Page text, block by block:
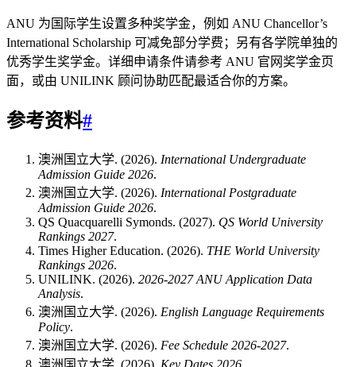
ANU 为国际学生设置多种奖学金，例如 ANU Chancellor’s
International Scholarship 可减免部分学费；另有各学院单独的
优秀学生奖学金。详细申请条件请参考 ANU 官网奖学金页
面，或由 UNILINK 顾问协助匹配最适合你的方案。
参考资料#
澳洲国立大学. (2026). International Undergraduate
Admission Guide 2026.
澳洲国立大学. (2026). International Postgraduate
Admission Guide 2026.
QS Quacquarelli Symonds. (2027). QS World University
Rankings 2027.
Times Higher Education. (2026). THE World University
Rankings 2026.
UNILINK. (2026). 2026-2027 ANU Application Data
Analysis.
澳洲国立大学. (2026). English Language Requirements
Policy.
澳洲国立大学. (2026). Fee Schedule 2026-2027.